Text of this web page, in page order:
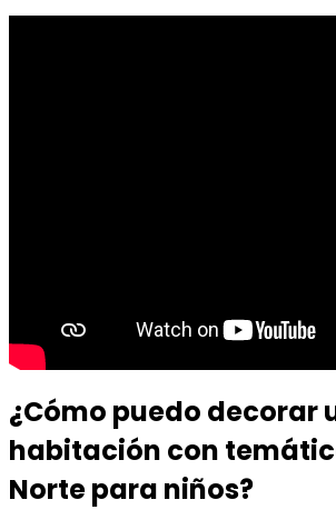
¿Cómo puedo decorar
habitación con
Norte para niños?